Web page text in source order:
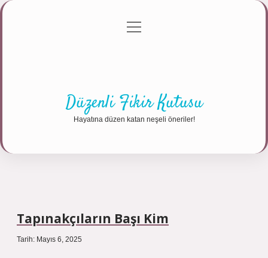
Gizlilik Politikası
menüyü
Düzenli Fikir Kutusu
Hayatına düzen katan neşeli öneriler!
Tapınakçıların Başı Kim
Tarih: Mayıs 6, 2025